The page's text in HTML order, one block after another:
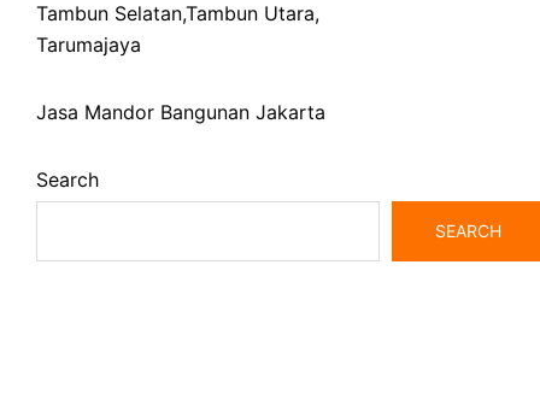
Tambun Selatan,Tambun Utara,
Tarumajaya
Jasa Mandor Bangunan Jakarta
Search
SEARCH